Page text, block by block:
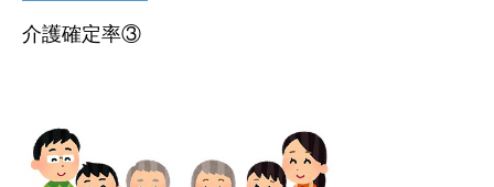
介護確定率③